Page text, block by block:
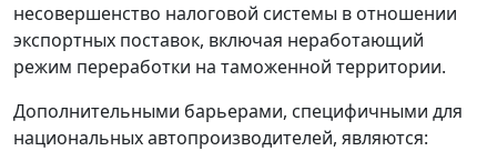
несовершенство налоговой системы в отношении
экспортных поставок, включая неработающий
режим переработки на таможенной территории.
Дополнительными барьерами, специфичными для
национальных автопроизводителей, являются: